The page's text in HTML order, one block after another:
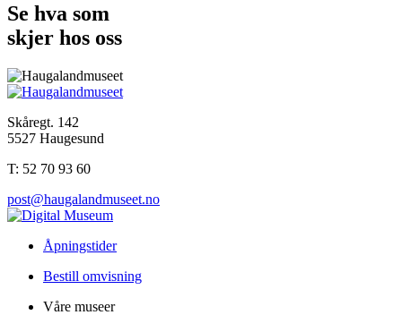
Se hva som
skjer hos oss
Skåregt. 142
5527 Haugesund
T: 52 70 93 60
post@haugalandmuseet.no
Åpningstider
Bestill omvisning
Våre museer